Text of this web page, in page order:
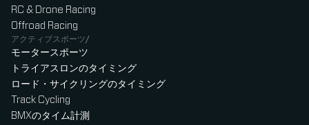
RC & Drone Racing
Offroad Racing
アクティブスポーツ/
モータースポーツ
トライアスロンのタイミング
ロード・サイクリングのタイミング
Track Cycling
BMXのタイム計測